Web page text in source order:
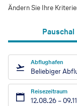
Ändern Sie Ihre
Pauschal
Abflughafen
Beliebiger
Reisezeitraum
12.08.26 –